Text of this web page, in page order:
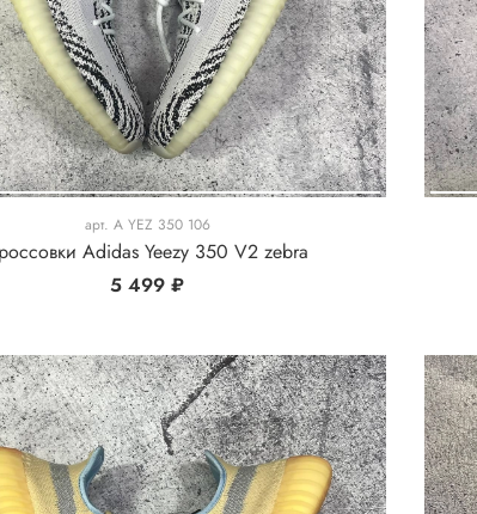
арт. A YEZ 350 106
Adidas Yeezy 350 V2 zebra
5 499 ₽